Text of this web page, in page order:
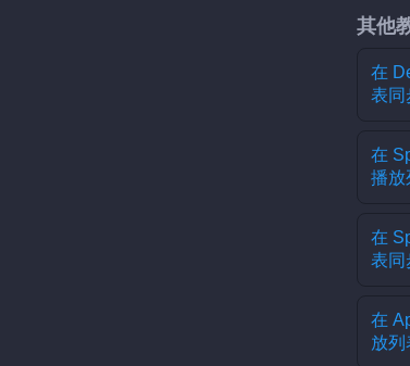
其他
在
表同
在
播放
在
表同
在
放列